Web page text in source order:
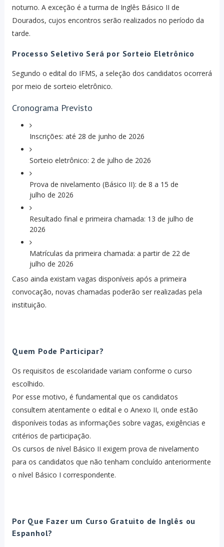
noturno. A exceção é a turma de Inglês Básico II de
Dourados, cujos encontros serão realizados no período da
tarde.
Processo Seletivo Será por Sorteio Eletrônico
Segundo o edital do IFMS, a seleção dos candidatos ocorrerá
por meio de sorteio eletrônico.
Cronograma Previsto
Inscrições: até 28 de junho de 2026
Sorteio eletrônico: 2 de julho de 2026
Prova de nivelamento (Básico II): de 8 a 15 de
julho de 2026
Resultado final e primeira chamada: 13 de julho de
2026
Matrículas da primeira chamada: a partir de 22 de
julho de 2026
Caso ainda existam vagas disponíveis após a primeira
convocação, novas chamadas poderão ser realizadas pela
instituição.
Quem Pode Participar?
Os requisitos de escolaridade variam conforme o curso
escolhido.
Por esse motivo, é fundamental que os candidatos
consultem atentamente o edital e o Anexo II, onde estão
disponíveis todas as informações sobre vagas, exigências e
critérios de participação.
Os cursos de nível Básico II exigem prova de nivelamento
para os candidatos que não tenham concluído anteriormente
o nível Básico I correspondente.
Por Que Fazer um Curso Gratuito de Inglês ou
Espanhol?